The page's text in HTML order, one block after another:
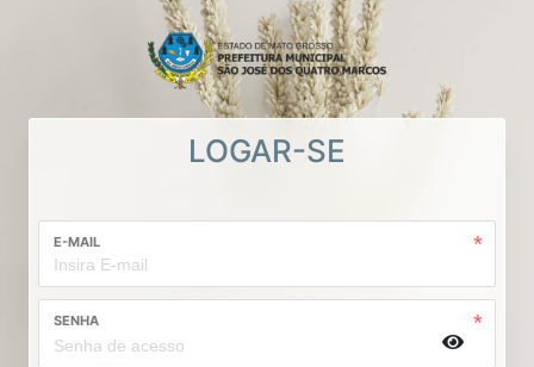
LOGAR-SE
E-MAIL
SENHA